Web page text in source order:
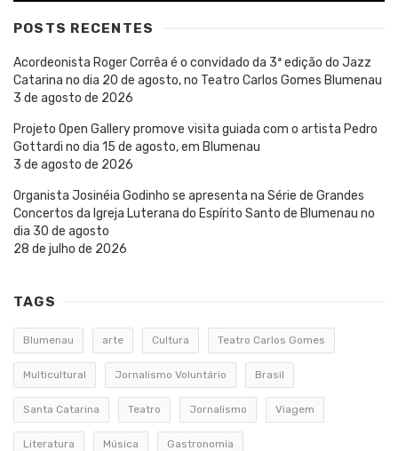
POSTS RECENTES
Acordeonista Roger Corrêa é o convidado da 3ª edição do Jazz
Catarina no dia 20 de agosto, no Teatro Carlos Gomes Blumenau
3 de agosto de 2026
Projeto Open Gallery promove visita guiada com o artista Pedro
Gottardi no dia 15 de agosto, em Blumenau
3 de agosto de 2026
Organista Josinéia Godinho se apresenta na Série de Grandes
Concertos da Igreja Luterana do Espírito Santo de Blumenau no
dia 30 de agosto
28 de julho de 2026
TAGS
Blumenau arte Cultura Teatro Carlos Gomes
Multicultural Jornalismo Voluntário Brasil
Santa Catarina Teatro Jornalismo Viagem
Literatura Música Gastronomia